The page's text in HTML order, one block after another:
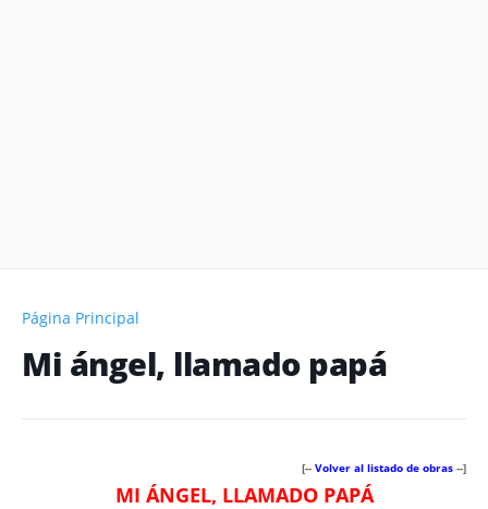
Página Principal
Mi ángel, llamado papá
[-- Volver al listado de obras --]
MI ÁNGEL, LLAMADO PAPÁ